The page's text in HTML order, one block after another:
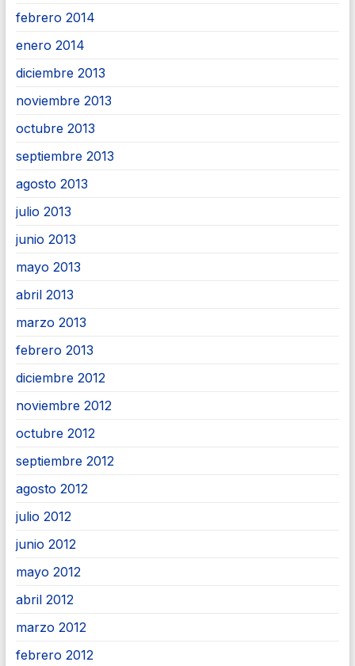
febrero 2014
enero 2014
diciembre 2013
noviembre 2013
octubre 2013
septiembre 2013
agosto 2013
julio 2013
junio 2013
mayo 2013
abril 2013
marzo 2013
febrero 2013
diciembre 2012
noviembre 2012
octubre 2012
septiembre 2012
agosto 2012
julio 2012
junio 2012
mayo 2012
abril 2012
marzo 2012
febrero 2012